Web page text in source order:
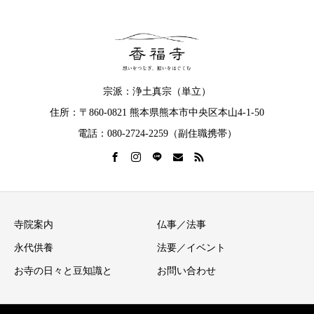
宗派：浄土真宗（単立）
住所：〒860-0821 熊本県熊本市中央区本山4-1-50
電話：080-2724-2259（副住職携帯）
寺院案内 仏事／法事
永代供養 法要／イベント
お寺の日々と豆知識と お問い合わせ